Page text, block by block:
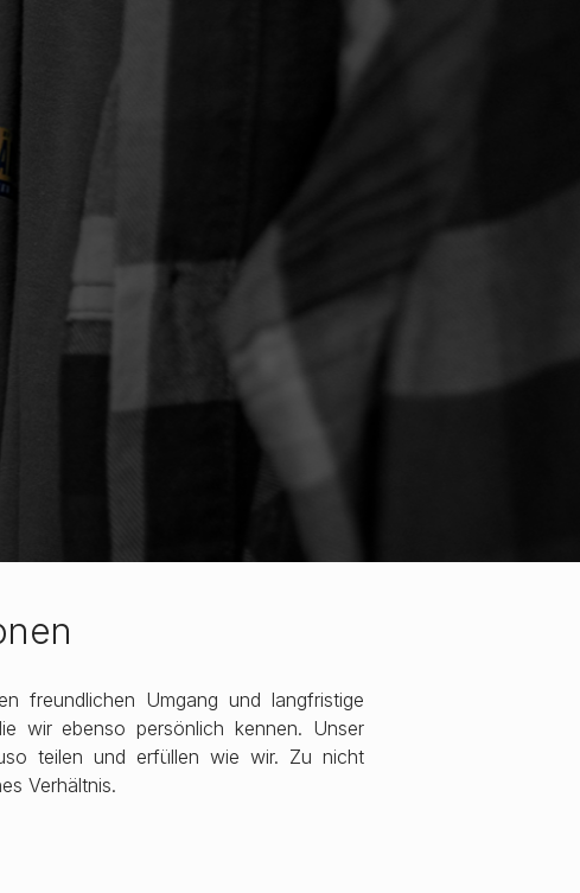
freundlichen Umgang und langfristige
wir ebenso persönlich kennen. Unser
teilen und erfüllen wie wir. Zu nicht
Verhältnis.